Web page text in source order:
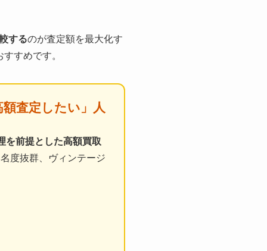
するのが査定額を最大化す
すめです。
査定したい」人
を前提とした高額買取
度抜群、ヴィンテージ